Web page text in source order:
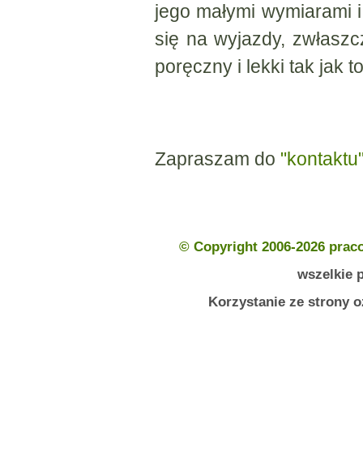
jego małymi
się na wyjazdy,
poręczny i lekki tak jak
Zapraszam do
© Copyright 2006-2026
wszelkie
Korzystanie ze strony